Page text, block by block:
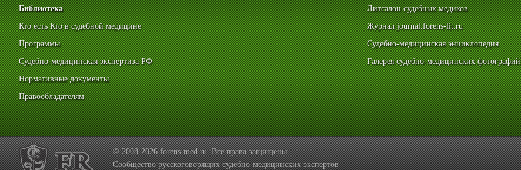
Библиотека
Кто есть Кто в судебной медицине
Программы
Судебно-медицинская экспертиза РФ
Нормативные документы
Правообладателям
Литсалон судебных медиков
Журнал journal.forens-lit.ru
Судебно-медицинская энциклопедия
Галерея судебно-медицинских фотографий
© 2008-2026 forens-med.ru. Все права защищены
Сообщество русскоговорящих судебно-медицинских экспертов